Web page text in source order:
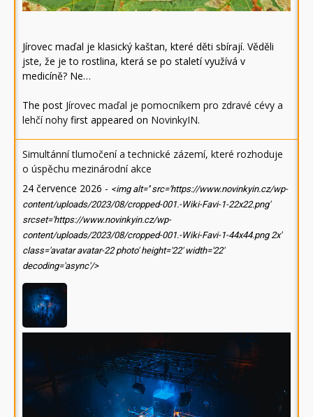
Jírovec maďal je klasický kaštan, které děti sbírají. Věděli
jste, že je to rostlina, která se po staletí využívá v
medicíně? Ne…
The post Jírovec maďal je pomocníkem pro zdravé cévy a
lehčí nohy first appeared on NovinkyIN.
Simultánní tlumočení a technické zázemí, které rozhoduje
o úspěchu mezinárodní akce
24 července 2026 - <img alt='' src='https://www.novinkyin.cz/wp-
content/uploads/2023/08/cropped-001.-Wiki-Favi-1-22x22.png'
srcset='https://www.novinkyin.cz/wp-
content/uploads/2023/08/cropped-001.-Wiki-Favi-1-44x44.png 2x'
class='avatar avatar-22 photo' height='22' width='22'
decoding='async'/>